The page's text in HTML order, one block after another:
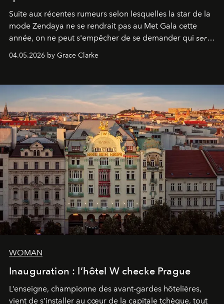
Suite aux récentes rumeurs selon lesquelles la star de la
mode Zendaya ne se rendrait pas au Met Gala cette
année, on ne peut s'empêcher de se demander qui sera
04.05.2026 by Grace Clarke
WOMAN
Inauguration : l’hôtel W checke Prague
L’enseigne, championne des avant-gardes hôtelières,
vient de s’installer au cœur de la capitale tchèque, tout